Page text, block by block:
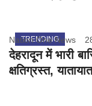
TRENDING
Nation One News
देहरादून में भारी
क्षतिग्रस्त,